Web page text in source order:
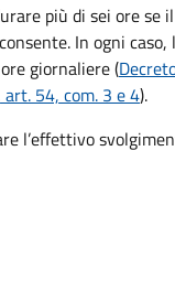
più di sei ore se
In ogni
giornaliere (
54, com. 3 e 4).
l’effettivo